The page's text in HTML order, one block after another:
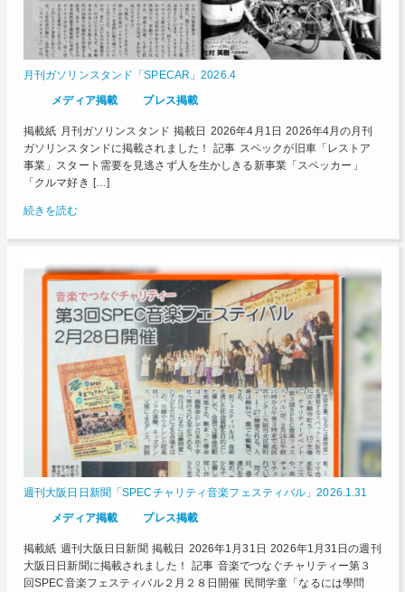
月刊ガソリンスタンド「SPECAR」2026.4
メディア掲載
プレス掲載
掲載紙 月刊ガソリンスタンド 掲載日 2026年4月1日 2026年4月の月刊
ガソリンスタンドに掲載されました！ 記事 スペックが旧車「レストア
事業」スタート需要を見逃さず人を生かしきる新事業「スペッカー」
「クルマ好き […]
続きを読む
週刊大阪日日新聞「SPECチャリティ音楽フェスティバル」2026.1.31
メディア掲載
プレス掲載
掲載紙 週刊大阪日日新聞 掲載日 2026年1月31日 2026年1月31日の週刊
大阪日日新聞に掲載されました！ 記事 音楽でつなぐチャリティー第３
回SPEC音楽フェスティバル２月２８日開催 民間学童「なるには學問